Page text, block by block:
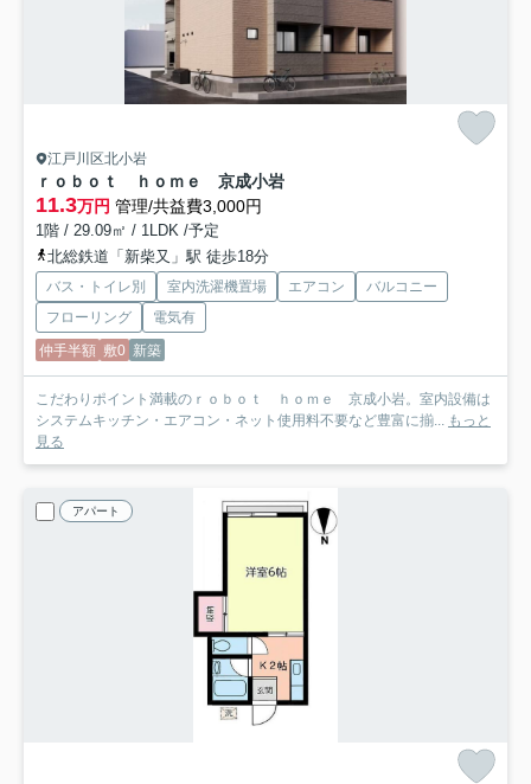
江戸川区北小岩
ｒｏｂｏｔ ｈｏｍｅ 京成小岩
11.3万円 管理/共益費3,000円
1階 / 29.09㎡ / 1LDK /予定
北総鉄道「新柴又」駅 徒歩18分
バス・トイレ別 室内洗濯機置場 エアコン
バルコニー
フローリング
電気有
仲手半額 敷0 新築
こだわりポイント満載のｒｏｂｏｔ ｈｏｍｅ 京成小岩。室内設備は
システムキッチン・エアコン・ネット使用料不要など豊富に揃...
もっと
見る
アパート